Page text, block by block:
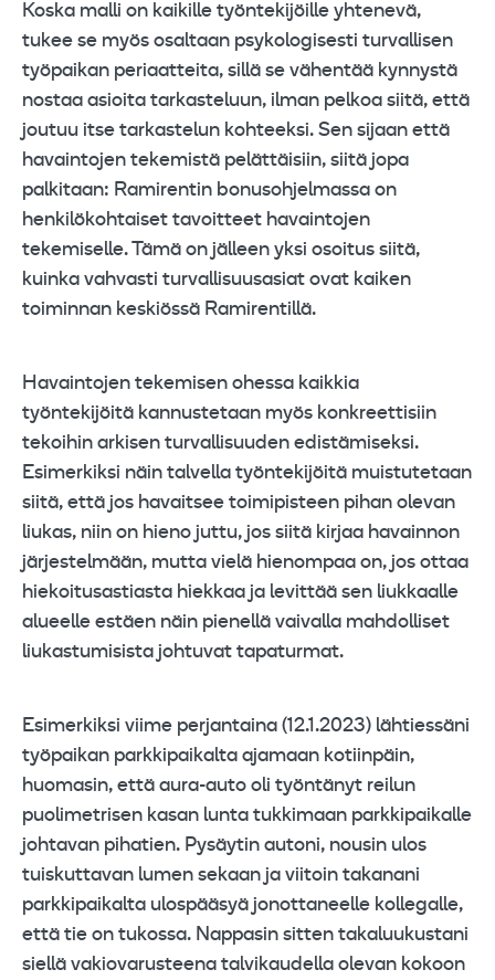
Koska malli on kaikille työntekijöille yhtenevä,
tukee se myös osaltaan psykologisesti turvallisen
työpaikan periaatteita, sillä se vähentää kynnystä
nostaa asioita tarkasteluun, ilman pelkoa siitä, että
joutuu itse tarkastelun kohteeksi. Sen sijaan että
havaintojen tekemistä pelättäisiin, siitä jopa
palkitaan: Ramirentin bonusohjelmassa on
henkilökohtaiset tavoitteet havaintojen
tekemiselle. Tämä on jälleen yksi osoitus siitä,
kuinka vahvasti turvallisuusasiat ovat kaiken
toiminnan keskiössä Ramirentillä.
Havaintojen tekemisen ohessa kaikkia
työntekijöitä kannustetaan myös konkreettisiin
tekoihin arkisen turvallisuuden edistämiseksi.
Esimerkiksi näin talvella työntekijöitä muistutetaan
siitä, että jos havaitsee toimipisteen pihan olevan
liukas, niin on hieno juttu, jos siitä kirjaa havainnon
järjestelmään, mutta vielä hienompaa on, jos ottaa
hiekoitusastiasta hiekkaa ja levittää sen liukkaalle
alueelle estäen näin pienellä vaivalla mahdolliset
liukastumisista johtuvat tapaturmat.
Esimerkiksi viime perjantaina (12.1.2023) lähtiessäni
työpaikan parkkipaikalta ajamaan kotiinpäin,
huomasin, että aura-auto oli työntänyt reilun
puolimetrisen kasan lunta tukkimaan parkkipaikalle
johtavan pihatien. Pysäytin autoni, nousin ulos
tuiskuttavan lumen sekaan ja viitoin takanani
parkkipaikalta ulospääsyä jonottaneelle kollegalle,
että tie on tukossa. Nappasin sitten takaluukustani
siellä vakiovarusteena talvikaudella olevan kokoon